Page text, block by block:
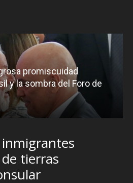
promiscuidad
y la sombra del Foro de
tierras